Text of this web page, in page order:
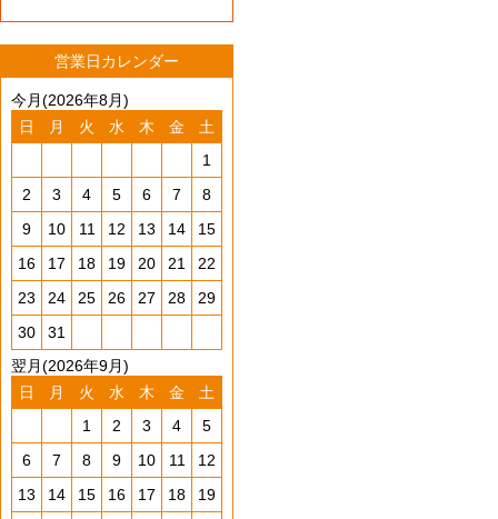
営業日カレンダー
今月(2026年8月)
日
月 火 水 木 金
土
1
2
3 4 5 6 7
8
9
10 11 12 13 14
15
16
17 18 19 20 21
22
23
24 25 26 27 28
29
30
31
翌月(2026年9月)
日
月 火 水 木 金
土
1
2 3 4
5
6
7 8 9 10 11
12
13
14 15 16 17 18
19